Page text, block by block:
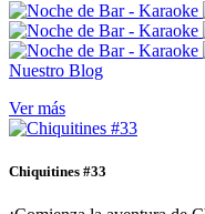
Nuestro Blog
Ver más
Chiquitines #33